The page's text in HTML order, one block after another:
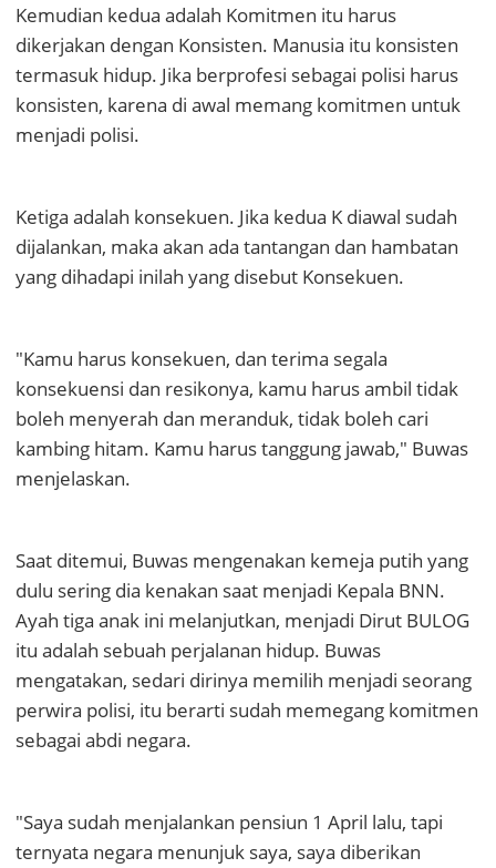
Kemudian kedua adalah Komitmen itu harus
dikerjakan dengan Konsisten. Manusia itu konsisten
termasuk hidup. Jika berprofesi sebagai polisi harus
konsisten, karena di awal memang komitmen untuk
menjadi polisi.
Ketiga adalah konsekuen. Jika kedua K diawal sudah
dijalankan, maka akan ada tantangan dan hambatan
yang dihadapi inilah yang disebut Konsekuen.
"Kamu harus konsekuen, dan terima segala
konsekuensi dan resikonya, kamu harus ambil tidak
boleh menyerah dan meranduk, tidak boleh cari
kambing hitam. Kamu harus tanggung jawab," Buwas
menjelaskan.
Saat ditemui, Buwas mengenakan kemeja putih yang
dulu sering dia kenakan saat menjadi Kepala BNN.
Ayah tiga anak ini melanjutkan, menjadi Dirut BULOG
itu adalah sebuah perjalanan hidup. Buwas
mengatakan, sedari dirinya memilih menjadi seorang
perwira polisi, itu berarti sudah memegang komitmen
sebagai abdi negara.
"Saya sudah menjalankan pensiun 1 April lalu, tapi
ternyata negara menunjuk saya, saya diberikan